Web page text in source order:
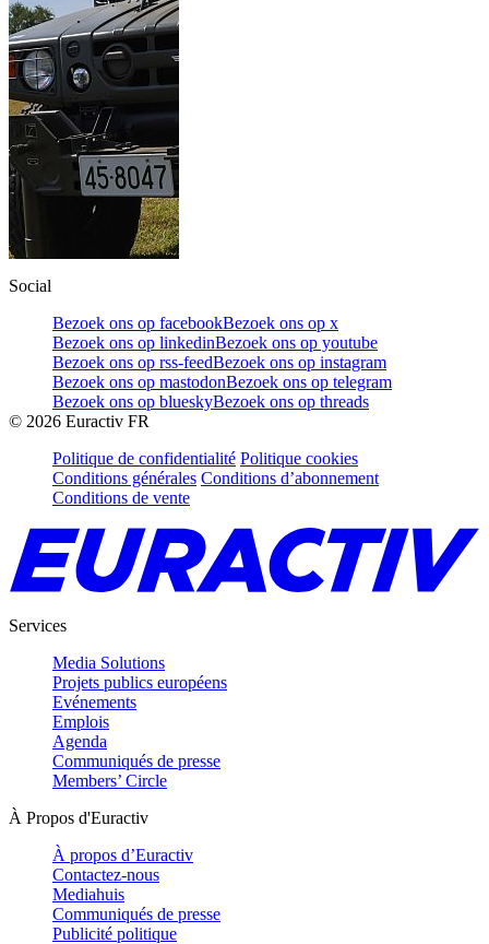
Social
Bezoek ons op facebookBezoek ons op x
Bezoek ons op linkedinBezoek ons op youtube
Bezoek ons op rss-feedBezoek ons op instagram
Bezoek ons op mastodonBezoek ons op telegram
Bezoek ons op blueskyBezoek ons op threads
© 2026 Euractiv FR
Politique de confidentialité Politique cookies
Conditions générales Conditions d’abonnement
Conditions de vente
Services
Media Solutions
Projets publics européens
Evénements
Emplois
Agenda
Communiqués de presse
Members’ Circle
À Propos d'Euractiv
À propos d’Euractiv
Contactez-nous
Mediahuis
Communiqués de presse
Publicité politique